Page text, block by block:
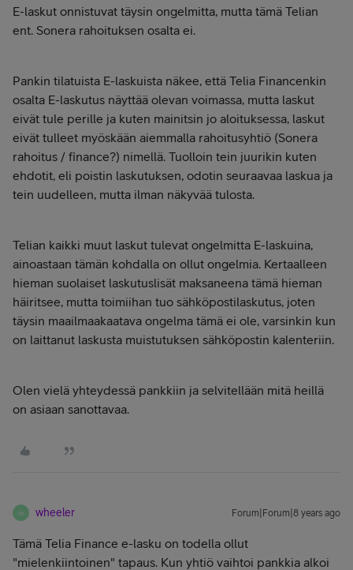
E-laskut onnistuvat täysin ongelmitta, mutta tämä Telian
ent. Sonera rahoituksen osalta ei.
Pankin tilatuista E-laskuista näkee, että Telia Financenkin
osalta E-laskutus näyttää olevan voimassa, mutta laskut
eivät tule perille ja kuten mainitsin jo aloituksessa, laskut
eivät tulleet myöskään aiemmalla rahoitusyhtiö (Sonera
rahoitus / finance?) nimellä. Tuolloin tein juurikin kuten
ehdotit, eli poistin laskutuksen, odotin seuraavaa laskua ja
tein uudelleen, mutta ilman näkyvää tulosta.
Telian kaikki muut laskut tulevat ongelmitta E-laskuina,
ainoastaan tämän kohdalla on ollut ongelmia. Kertaalleen
hieman suolaiset laskutuslisät maksaneena tämä hieman
häiritsee, mutta toimiihan tuo sähköpostilaskutus, joten
täysin maailmaakaatava ongelma tämä ei ole, varsinkin kun
on laittanut laskusta muistutuksen sähköpostin kalenteriin.
Olen vielä yhteydessä pankkiin ja selvitellään mitä heillä
on asiaan sanottavaa.
W wheeler Forum|Forum|8 years ago
Tämä Telia Finance e-lasku on todella ollut
"mielenkiintoinen" tapaus. Kun yhtiö vaihtoi pankkia alkoi